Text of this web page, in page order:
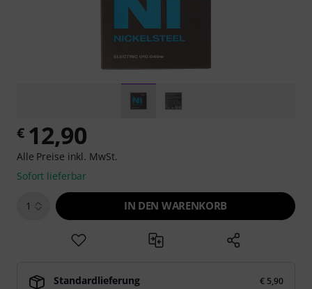
€ 12,90
Alle Preise inkl. MwSt.
Sofort lieferbar
1 IN DEN WARENKORB
Standardlieferung
€ 5,90